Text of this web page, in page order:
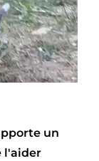
un
l'aider